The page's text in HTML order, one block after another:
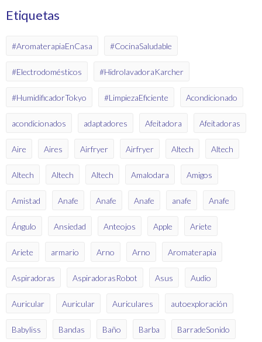
Etiquetas
#AromaterapiaEnCasa #CocinaSaludable
#Electrodomésticos #HidrolavadoraKarcher
#HumidificadorTokyo #LimpiezaEficiente Acondicionado
acondicionados adaptadores Afeitadora Afeitadoras
Aire Aires Airfryer Airfryer Altech Altech
Altech Altech Altech Amalodara Amigos
Amistad Anafe Anafe Anafe anafe Anafe
Ángulo Ansiedad Anteojos Apple Ariete
Ariete armario Arno Arno Aromaterapia
Aspiradoras AspiradorasRobot Asus Audio
Auricular Auricular Auriculares autoexploración
Babyliss Bandas Baño Barba BarradeSonido